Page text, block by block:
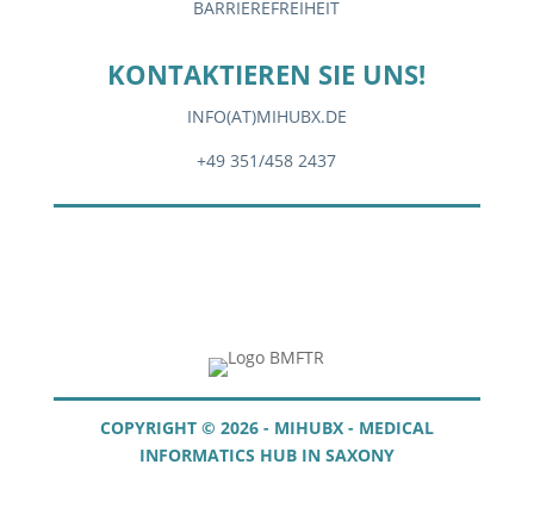
BARRIEREFREIHEIT
KONTAKTIEREN SIE UNS!
INFO(AT)MIHUBX.DE
+49 351/458 2437
COPYRIGHT © 2026 - MIHUBX - MEDICAL
INFORMATICS HUB IN SAXONY